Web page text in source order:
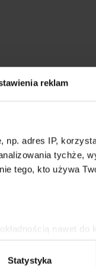
reklam
np. adres IP,
tychże,
tego, kto używa
nawet do
je zbiory
Statystyka